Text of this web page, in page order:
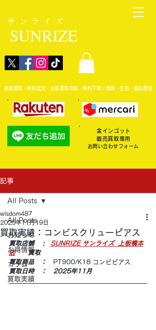
サンライズ
SUNRIZE
高価買取・無料査定・出張買取可能・無料下取り相談・生前・遺品整理
金インゴット
販売買取専用
お問い合わせフォーム
記事
All Posts
お知らせ
お得情報
コラム
買取実績
All Posts
買取実績：コンビスクリューピアス
wisdom487
2025年11月19日
買取店舗 　: SUNRIZE サンライズ  上板橋本
店 買取
買取商品　：
PT900/K18 コンビピアス
買取日時　：　2025年11月